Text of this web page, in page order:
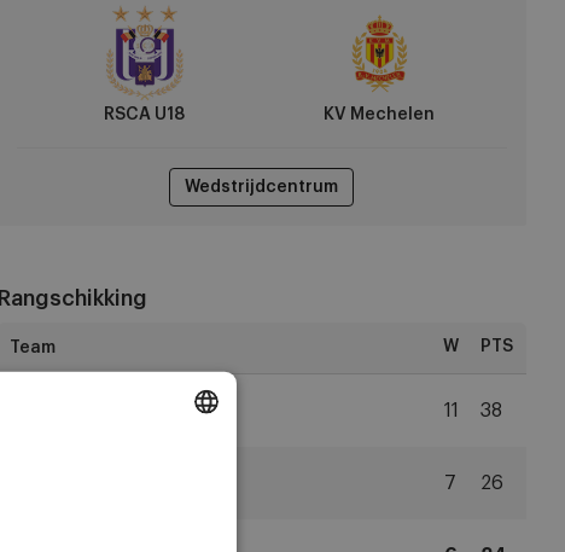
RSCA U18 KV Mechelen
Wedstrijdcentrum
Rangschikking
W PTS
Club Brugge 11 38
7 26